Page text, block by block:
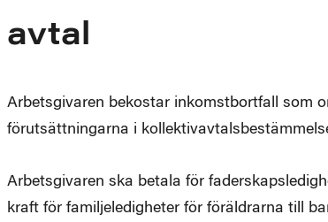
avtal
Arbetsgivaren bekostar inkomstbortfall som
förutsättningarna i
Arbetsgivaren ska betala för
kraft för familjeledigheter för föräldrarna till